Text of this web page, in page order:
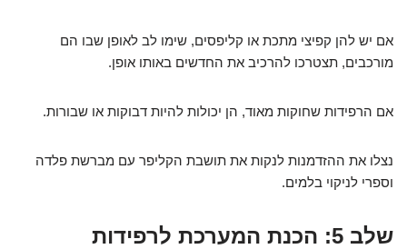
אם יש להן קפיצי מתכת או קליפסים, שימו לב לאופן שבו הם
מורכבים, תצטרכו להרכיב את החדשים באותו אופן.
אם הרפידות שחוקות מאוד, הן יכולות להיות דבוקות או שבורות.
נצלו את ההזדמנות לנקות את תושבת הקליפר עם מברשת פלדה
וספרי לניקוי בלמים.
שלב 5: הכנת המערכת לרפידות